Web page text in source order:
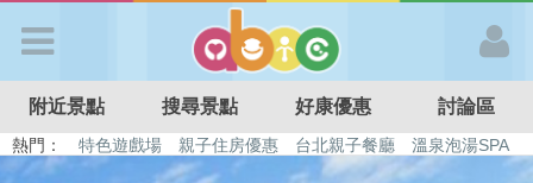
APP登入
附近景點 搜尋景點 好康優惠 討論區
熱門： 特色遊戲場 親子住房優惠 台北親子餐廳
溫泉泡湯SPA
溜滑梯民宿
觀光工廠 日本親子景點